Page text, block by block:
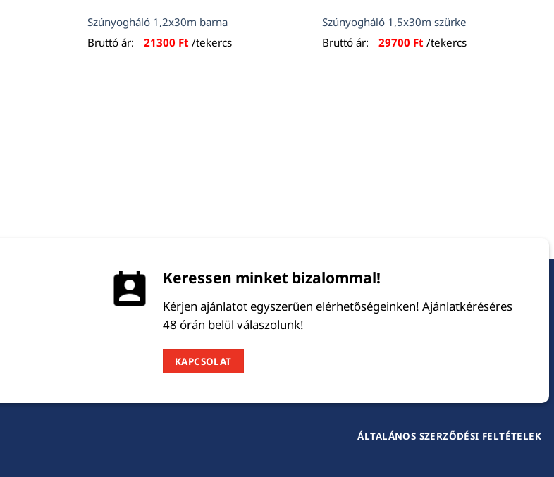
Szúnyogháló 1,2x30m barna
Bruttó ár:
21300 Ft /tekercs
Szúnyogháló 1,5x30m szürke
Bruttó ár:
29700 Ft /tekercs
Keressen minket bizalommal!
Kérjen ajánlatot egyszerűen elérhetőségeinken! Ajánlatkéréséres
48 órán belül válaszolunk!
KAPCSOLAT
ÁLTALÁNOS SZERZŐDÉSI FELTÉTELEK